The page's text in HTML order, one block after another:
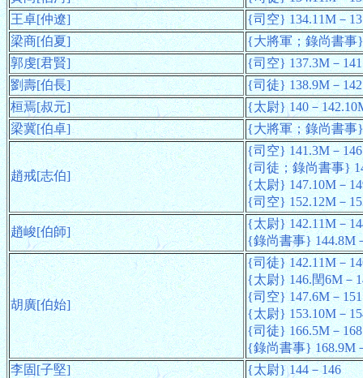
王卓[仲遼]
{司空} 134.11M－
梁商[伯夏]
{大將軍；錄尚書事}
郭虔[君賢]
{司空} 137.3M－
劉壽[伯長]
{司徒} 138.9M－
桓焉[叔元]
{太尉} 140－
梁冀[伯卓]
{大將軍；錄尚書事
趙戒[志伯]
{司空} 141.3M－146
{司徒；錄尚書事}
{太尉} 147.10M－
{司空} 152.12M－
趙峻[伯師]
{太尉} 142.11M－
{錄尚書事} 144.8M
胡廣[伯始]
{司徒} 142.11M－
{太尉} 146.閏6M－
{司空} 147.6M－
{太尉} 153.10M－
{司徒} 166.5M－
{錄尚書事} 168.9M
李固[子堅]
{太尉} 144－146